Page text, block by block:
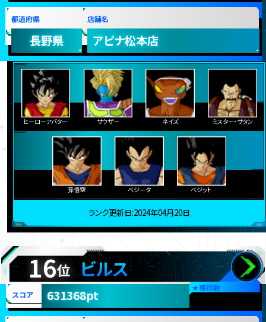
都道府県
長野県
店舗名
アピナ松本店
ヒーローアバター サウザー ネイズ ミスター・サタン
孫悟空 ベジータ ベジット
ランク更新日:2024年04月20日
16位 ビルス
★獲得数
スコア 631368pt